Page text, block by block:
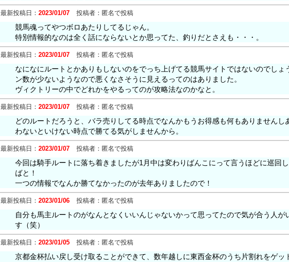
最新投稿日： 2023/01/07 投稿者： 匿名で投稿
競馬魂ってやつボロあたりしてるじゃん。
特別情報的なのは全く話にならないとか思ってた、釣りだとさえも・・・。
最新投稿日： 2023/01/07 投稿者： 匿名で投稿
なになにルートとかありもしないのをでっち上げてる競馬サイトではないのでしょ
ン数が少ないようなので悪くなさそうに見えるってのはありました。
ヴィクトリーの中でどれかをやるってのが攻略法なのかなと。
最新投稿日： 2023/01/07 投稿者： 匿名で投稿
どのルートだろうと、バラ売りしてる時点でなんかもうお得感も何もありませんし
わないといけない時点で勝てる気がしませんから。
最新投稿日： 2023/01/07 投稿者： 匿名で投稿
今回は騎手ルートに落ち着きましたが1月中は変わりばんこにって言うほどに巡回
ばと！
一つの情報でなんか勝てなかったのが去年ありましたので！
最新投稿日： 2023/01/06 投稿者： 匿名で投稿
自分も馬主ルートのがなんとなくいいんじゃないかって思ってたので気が合う人が
す（笑）
最新投稿日： 2023/01/05 投稿者： 匿名で投稿
京都金杯払い戻し受け取ることができて、数年越しに東西金杯のうち片割れをゲッ